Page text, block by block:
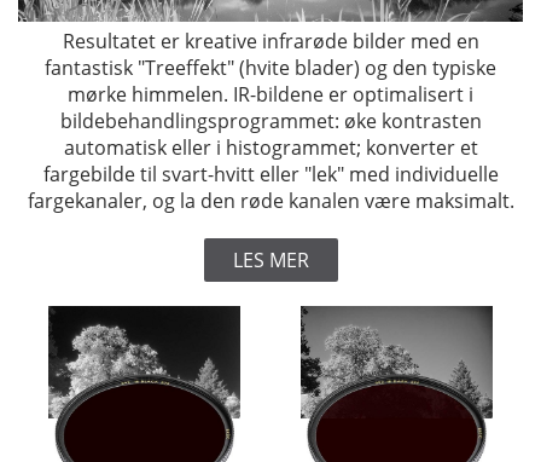
Resultatet er kreative infrarøde bilder med en
fantastisk "Treeffekt" (hvite blader) og den typiske
mørke himmelen. IR-bildene er optimalisert i
bildebehandlingsprogrammet: øke kontrasten
automatisk eller i histogrammet; konverter et
fargebilde til svart-hvitt eller "lek" med individuelle
fargekanaler, og la den røde kanalen være maksimalt.
LES MER